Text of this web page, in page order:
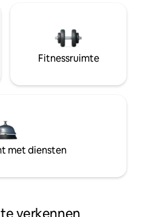
Fitnessruimte
met diensten
verkennen